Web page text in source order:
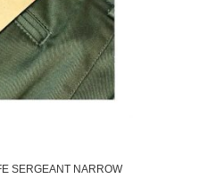
SERGEANT NARROW